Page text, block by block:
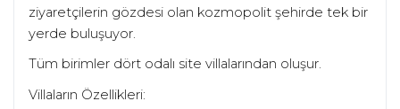
ziyaretçilerin gözdesi olan kozmopolit şehirde tek bir
yerde buluşuyor.
Tüm birimler dört odalı site villalarından oluşur.
Villaların Özellikleri: